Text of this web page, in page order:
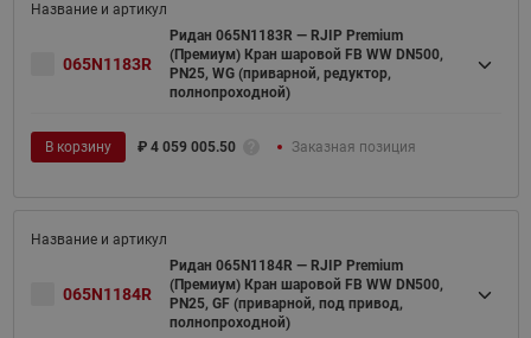
065N1183R
Ридан 065N1183R — RJIP Premium
(Премиум) Кран шаровой FB WW DN500,
PN25, WG (приварной, редуктор,
полнопроходной)
В корзину ₽ 4 059 005.50 Заказная позиция
065N1184R
Ридан 065N1184R — RJIP Premium
(Премиум) Кран шаровой FB WW DN500,
PN25, GF (приварной, под привод,
полнопроходной)